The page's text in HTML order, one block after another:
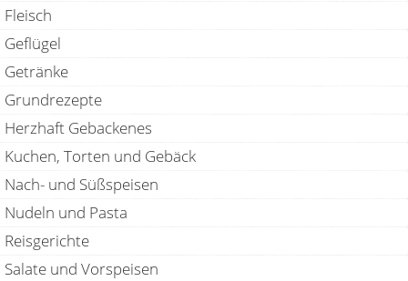
Fleisch
Geflügel
Getränke
Grundrezepte
Herzhaft Gebackenes
Kuchen, Torten und Gebäck
Nach- und Süßspeisen
Nudeln und Pasta
Reisgerichte
Salate und Vorspeisen